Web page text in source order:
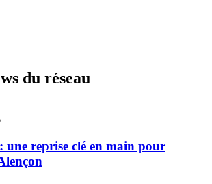
du réseau
une reprise clé en main pour